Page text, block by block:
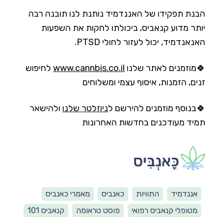
הבנת תפקידו של האננדמיד נותנת לנו תובנה רבה
יותר מדוע קנאביס, ביכולתו לחקות את השפעות
האנאנדמיד, יכול לעזור לחולי PTSD.
🍀מוזמנים לאתר שלנו www.cannbis.co.il לחיפוש
זנים, הזמנות, איסוף עצמי ומשלוחים
🍀בנוסף מוזמנים להירשם לניוזלטר שלנו ולהישאר
תמיד מעודכנים בחדשות האחרונות
אננדמיד התוויות כאנביס
מאמרי כאנביס
מטופלי קנאביס רפואי
פוסט טראומה
קנאביס 101